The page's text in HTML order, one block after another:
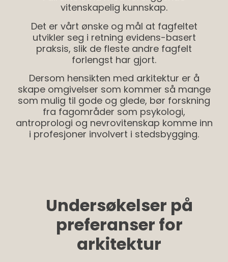
vitenskapelig kunnskap.
Det er vårt ønske og mål at fagfeltet
utvikler seg i retning evidens-basert
praksis, slik de fleste andre fagfelt
forlengst har gjort.
Dersom hensikten med arkitektur er å
skape omgivelser som kommer så mange
som mulig til gode og glede, bør forskning
fra fagområder som psykologi,
antroprologi og nevrovitenskap komme inn
i profesjoner involvert i stedsbygging.
Undersøkelser på
preferanser for
arkitektur